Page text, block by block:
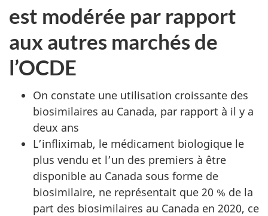
est modérée par rapport
aux autres marchés de
l’OCDE
On constate une utilisation croissante des
biosimilaires au Canada, par rapport à il y a
deux ans
L’infliximab, le médicament biologique le
plus vendu et l’un des premiers à être
disponible au Canada sous forme de
biosimilaire, ne représentait que 20 % de la
part des biosimilaires au Canada en 2020, ce